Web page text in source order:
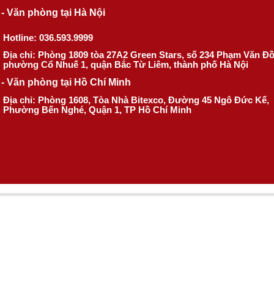
- Văn phòng tại Hà Nội
Hotline: 036.593.9999
Địa chỉ: Phòng 1809 tòa 27A2 Green Stars, số 234 Phạm Văn
phường Cổ Nhuế 1, quận Bắc Từ Liêm, thành phố Hà Nội
- Văn phòng tại Hồ Chí Minh
Địa chỉ: Phòng 1608, Tòa Nhà Bitexco, Đường 45 Ngô Đức Kế,
Phường Bến Nghé, Quận 1, TP Hồ Chí Minh